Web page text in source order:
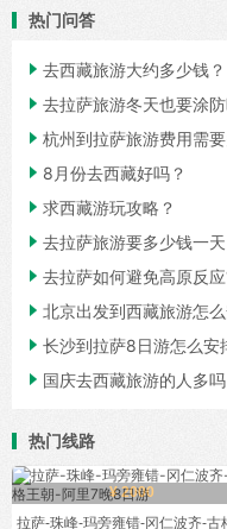
热门问答
 去西藏旅游大约多少钱？
 去拉萨旅游冬天也要涂
 杭州到拉萨旅游费用需
 8月份去西藏好吗？
 求西藏游玩攻略？
 去拉萨旅游要多少钱一天
 去拉萨如何避免高原反
 北京出发到西藏旅游怎
 长沙到拉萨8日游怎么安
 国庆去西藏旅游的人多吗
热门线路
¥ 2000
拉萨-珠峰-玛旁雍错-冈仁波齐-古